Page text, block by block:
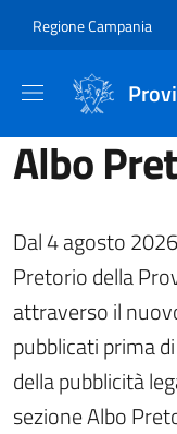
Regione Campania
Albo
Dal 4 agosto
Pretorio della
attraverso il
pubblicati prima
della pubblicità
sezione Albo